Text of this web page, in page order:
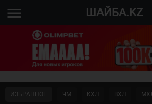
menu ШАЙБА.KZ
ИЗБРАННОЕ ЧМ КХЛ ВХЛ